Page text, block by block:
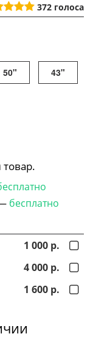
372 голоса
50" 43"
бесплатно
1 000 р.
4 000 р.
1 600 р.